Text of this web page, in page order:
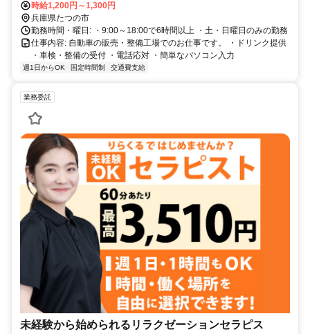
時給1,200円～1,300円
兵庫県たつの市
勤務時間・曜日: ・9:00～18:00で6時間以上 ・土・日曜日のみの勤務
仕事内容: 自動車の販売・整備工場でのお仕事です。 ・ドリンク提供
・車検・整備の受付 ・電話応対 ・簡単なパソコン入力
週1日からOK 固定時間制 交通費支給
業務委託
未経験から始められるリラクゼーションセラピス